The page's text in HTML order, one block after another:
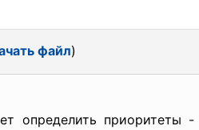
файл)
определить